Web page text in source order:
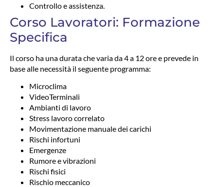
Controllo e assistenza.
Corso Lavoratori: Formazione
Specifica
Il corso ha una durata che varia da 4 a 12 ore e prevede in
base alle necessità il seguente programma:
Microclima
VideoTerminali
Ambianti di lavoro
Stress lavoro correlato
Movimentazione manuale dei carichi
Rischi infortuni
Emergenze
Rumore e vibrazioni
Rischi fisici
Rischio meccanico